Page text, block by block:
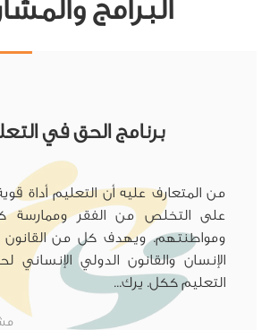
البرامج
برنامج الحق في
من المتعارف عليه أن التعليم أداة
على التخلص من الفقر وممارسة
ومواطنتهم. ويهدف كل من القانون
الإنسان والقانون الدولي الإنساني
التعليم ككل. يرك...